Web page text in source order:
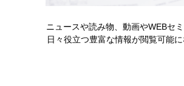
コード一覧
ニュースや読み物、動画やWEBセミ
日々役立つ豊富な情報が閲覧可能に